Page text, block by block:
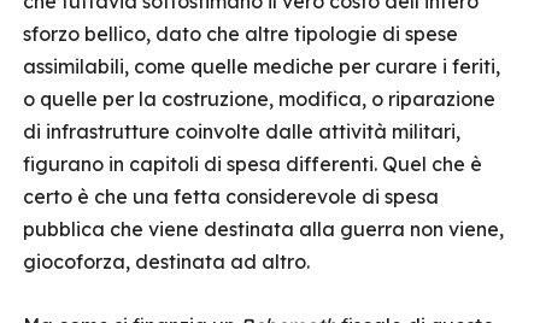
sforzo bellico, dato che altre tipologie di spese
assimilabili, come quelle mediche per curare i feriti,
o quelle per la costruzione, modifica, o riparazione
di infrastrutture coinvolte dalle attività militari,
figurano in capitoli di spesa differenti. Quel che è
certo è che una fetta considerevole di spesa
pubblica che viene destinata alla guerra non viene,
giocoforza, destinata ad altro.